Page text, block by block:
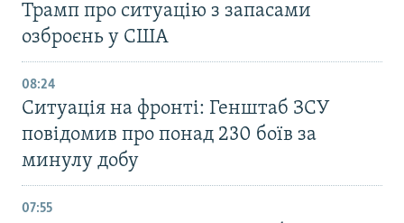
Трамп про ситуацію з запасами
озброєнь у США
08:24
Ситуація на фронті: Генштаб ЗСУ
повідомив про понад 230 боїв за
минулу добу
07:55